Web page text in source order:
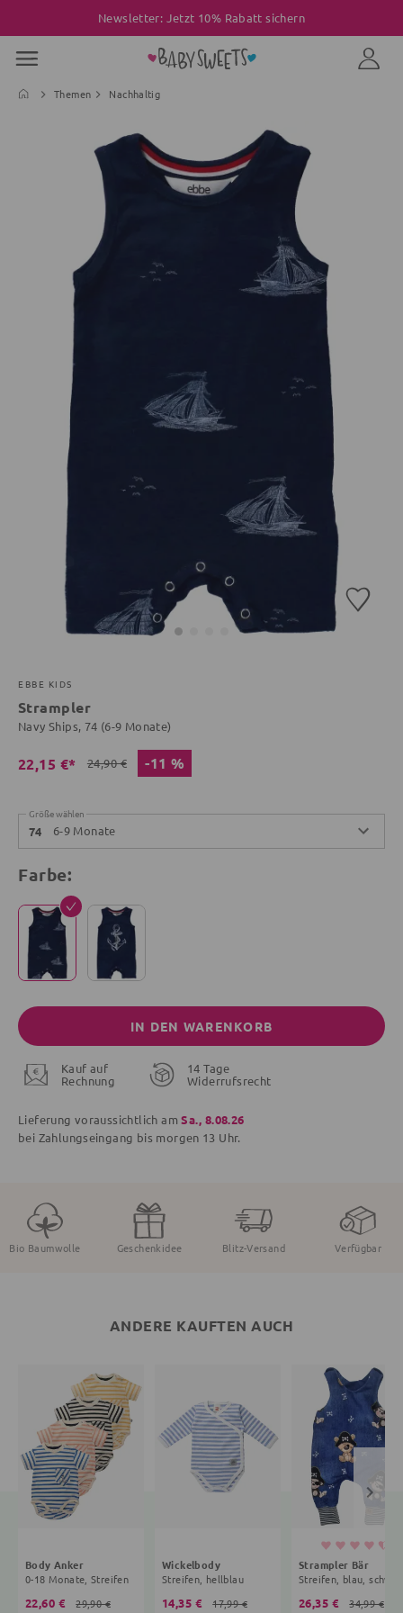
Newsletter: Jetzt 10% Rabatt sichern
Themen Nachhaltig
EBBE KIDS
Strampler
Navy Ships, 74 (6-9 Monate)
22,15 €* 24,90 € -11 %
Größe wählen
74 6-9 Monate
Farbe:
IN DEN WARENKORB
Kauf auf
Rechnung
14 Tage
Widerrufsrecht
Lieferung voraussichtlich amSa., 8.08.26
bei Zahlungseingang bis morgen 13 Uhr.
Bio Baumwolle Geschenkidee Blitz-Versand Verfügbar
ANDERE KAUFTEN AUCH
Body Anker
0-18 Monate, Streifen
22,60 € 29,90 €
Wickelbody
Streifen, hellblau
14,35 € 17,99 €
Strampler Bär
Streifen, blau,
26,35 € 34,99 €